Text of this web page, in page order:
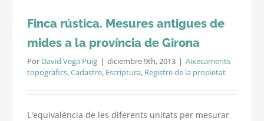
Finca rústica. Mesures antigues de
mides a la província de Girona
Por David Vega Puig | diciembre 9th, 2013 | Aixecaments
topogràfics,Cadastre, Escriptura, Registre de la propietat
L'equivalència de les diferents unitats per mesurar